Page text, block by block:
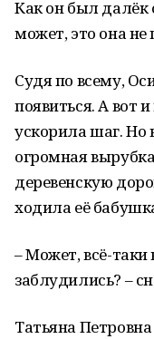
Как он был далёк
может, это она не
Судя по всему,
появиться. А вот
ускорила шаг. Но
огромная
деревенскую
ходила её
– Может, всё-таки
заблудились? –
Татьяна